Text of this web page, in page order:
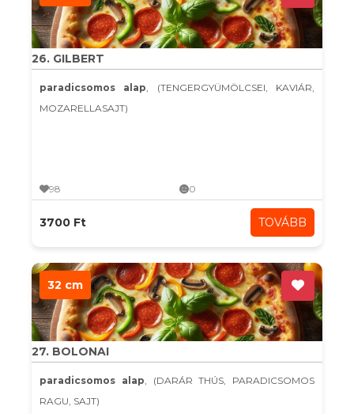
26. GILBERT
paradicsomos alap, (TENGERGYÜMÖLCSEI, KAVIÁR,
MOZARELLASAJT)
98 0
3700 Ft TOVÁBB
32 cm
27. BOLONAI
paradicsomos alap, (DARÁR THÚS, PARADICSOMOS
RAGU, SAJT)